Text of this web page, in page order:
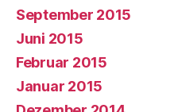
September 2015
Juni 2015
Februar 2015
Januar 2015